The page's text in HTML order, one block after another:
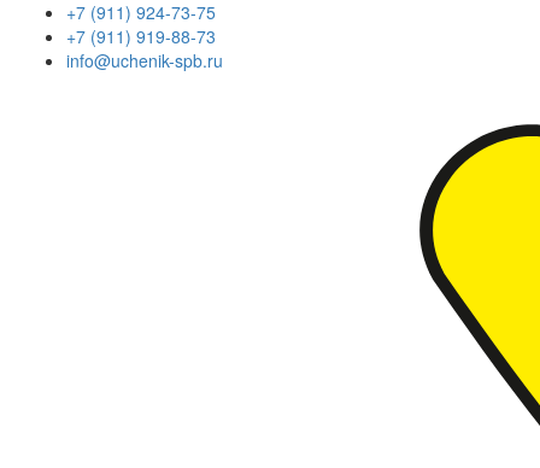
+7 (911) 924-73-75
+7 (911) 919-88-73
info@uchenik-spb.ru